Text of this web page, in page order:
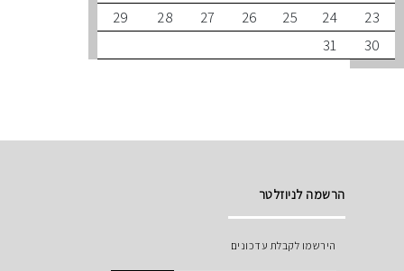
24
25
26
27
28
29
31
הרשמה לניוזלטר
הירשמו לקבלת עדכונים